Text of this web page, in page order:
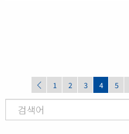
1 2 3 4 5